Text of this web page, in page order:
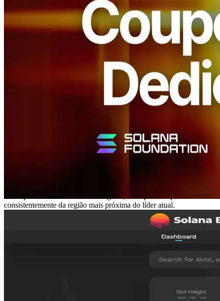
Os Shreds dedicados são amplamente utilizados em cargas de
trabalho críticas à latência, como o HFT, MEV, e monitoramento em
tempo real. Eles fornecem a entrega de fluxo baseada em UDP mais
rápida e desempenho estável utilizando recursos de servidor
projetos agora podem alcançar cobertura global ultra-baixa latência e
otimização de custos, facilitando a construção de infraestrutura
Solana de alto desempenho em escala global.
A agenda de líderes de Solana gira
globalmente, tornando essencial a
A agenda de líderes Solana gira ao redor do mundo, e a região ideal
para a chegada de dados mais rápida muda dependendo da hora do
consistentemente da região mais próxima do líder atual.